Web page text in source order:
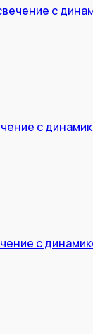
с
с
с